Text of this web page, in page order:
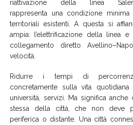
riattivazione della linea
rappresenta una condizione
territoriali esistenti. A questa si
ampia: l’elettrificazione della linea
collegamento diretto
velocità.
Ridurre i tempi di
concretamente sulla vita
università, servizi. Ma significa
stessa della città, che non deve
periferica o distante. Una città